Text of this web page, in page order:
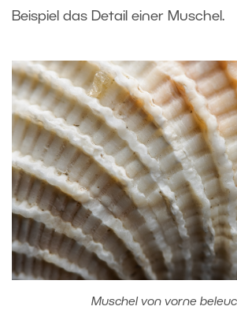
Beispiel das Detail einer Muschel.
Muschel von vorne